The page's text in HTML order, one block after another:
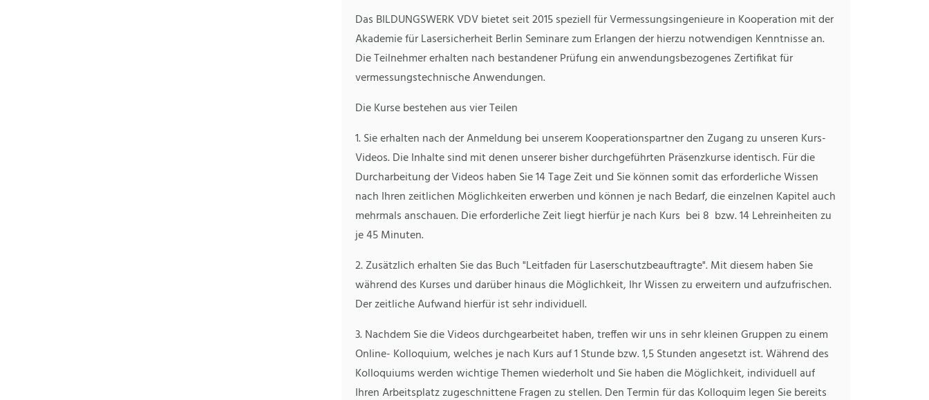
Das BILDUNGSWERK VDV bietet seit 2015 speziell für Vermessungsingenieure in Kooperation mit der
Akademie für Lasersicherheit Berlin Seminare zum Erlangen der hierzu notwendigen Kenntnisse an.
Die Teilnehmer erhalten nach bestandener Prüfung ein anwendungsbezogenes Zertifikat für
vermessungstechnische Anwendungen.
Die Kurse bestehen aus vier Teilen
1. Sie erhalten nach der Anmeldung bei unserem Kooperationspartner den Zugang zu unseren Kurs-
Videos. Die Inhalte sind mit denen unserer bisher durchgeführten Präsenzkurse identisch. Für die
Durcharbeitung der Videos haben Sie 14 Tage Zeit und Sie können somit das erforderliche Wissen
nach Ihren zeitlichen Möglichkeiten erwerben und können je nach Bedarf, die einzelnen Kapitel auch
mehrmals anschauen. Die erforderliche Zeit liegt hierfür je nach Kurs bei 8 bzw. 14 Lehreinheiten zu
je 45 Minuten.
2. Zusätzlich erhalten Sie das Buch "Leitfaden für Laserschutzbeauftragte". Mit diesem haben Sie
während des Kurses und darüber hinaus die Möglichkeit, Ihr Wissen zu erweitern und aufzufrischen.
Der zeitliche Aufwand hierfür ist sehr individuell.
3. Nachdem Sie die Videos durchgearbeitet haben, treffen wir uns in sehr kleinen Gruppen zu einem
Online- Kolloquium, welches je nach Kurs auf 1 Stunde bzw. 1,5 Stunden angesetzt ist. Während des
Kolloquiums werden wichtige Themen wiederholt und Sie haben die Möglichkeit, individuell auf
Ihren Arbeitsplatz zugeschnittene Fragen zu stellen. Den Termin für das Kolloquim legen Sie bereits